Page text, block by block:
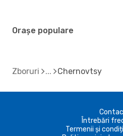
Orașe populare
Zboruri Chernovtsy
Întrebări
Termenii și